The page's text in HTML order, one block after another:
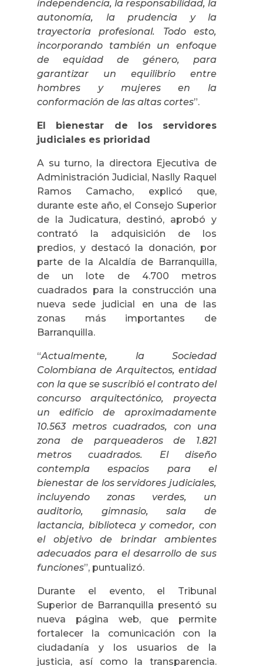
independencia, la responsabilidad, la
autonomía, la prudencia y la
trayectoria profesional. Todo esto,
incorporando también un enfoque
de equidad de género, para
garantizar un equilibrio entre
hombres y mujeres en la
conformación de las altas cortes”.
El bienestar de los servidores
judiciales es prioridad
A su turno, la directora Ejecutiva de
Administración Judicial, Naslly Raquel
Ramos Camacho, explicó que,
durante este año, el Consejo Superior
de la Judicatura, destinó, aprobó y
contrató la adquisición de los
predios, y destacó la donación, por
parte de la Alcaldía de Barranquilla,
de un lote de 4.700 metros
cuadrados para la construcción una
nueva sede judicial en una de las
zonas más importantes de
Barranquilla.
“Actualmente, la Sociedad
Colombiana de Arquitectos, entidad
con la que se suscribió el contrato del
concurso arquitectónico, proyecta
un edificio de aproximadamente
10.563 metros cuadrados, con una
zona de parqueaderos de 1.821
metros cuadrados. El diseño
contempla espacios para el
bienestar de los servidores judiciales,
incluyendo zonas verdes, un
auditorio, gimnasio, sala de
lactancia, biblioteca y comedor, con
el objetivo de brindar ambientes
adecuados para el desarrollo de sus
funciones”, puntualizó.
Durante el evento, el Tribunal
Superior de Barranquilla presentó su
nueva página web, que permite
fortalecer la comunicación con la
ciudadanía y los usuarios de la
justicia, así como la transparencia.